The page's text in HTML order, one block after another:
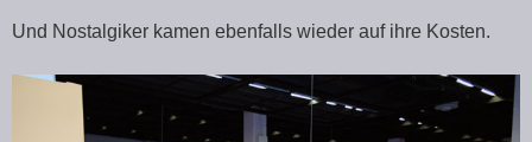
Und Nostalgiker kamen ebenfalls wieder auf ihre Kosten.